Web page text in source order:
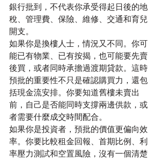
銀行批到，不代表你承受得起日後的地
稅、管理費、保險、維修、交通和育兒
開支。
如果你是換樓人士，情況又不同。你可
能已有物業、已有按揭，也可能要先賣
後買，或者同時承擔過渡期貸款。這時
預批的重要性不只是確認購買力，還包
括現金流安排。你要知道舊樓未賣出
前，自己是否能同時支撐兩邊供款，或
者需要什麼成交時間配合。
如果你是投資者，預批的價值更偏向效
率。你要比較租金回報、首期比例、利
率壓力測試和空置風險，沒有一個清楚